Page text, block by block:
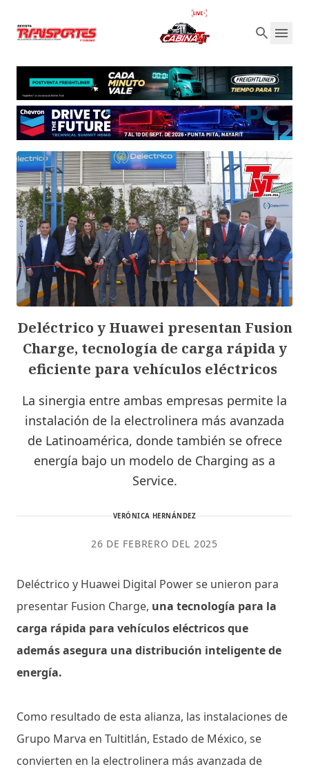
Deléctrico y Huawei presentan Fusion
Charge, tecnología de carga rápida y
eficiente para vehículos eléctricos
La sinergia entre ambas empresas permite la
instalación de la electrolinera más avanzada
de Latinoamérica, donde también se ofrece
energía bajo un modelo de Charging as a
Service.
VERÓNICA HERNÁNDEZ
26 DE FEBRERO DEL 2025
Deléctrico y Huawei Digital Power se unieron para
presentar Fusion Charge, una tecnología para la
carga rápida para vehículos eléctricos que
además asegura una distribución inteligente de
energía.
Como resultado de esta alianza, las instalaciones de
Grupo Marva en Tultitlán, Estado de México, se
convierten en la electrolinera más avanzada de